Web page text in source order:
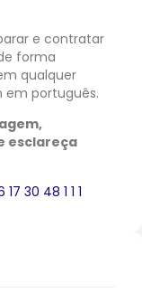
e contratar
forma
qualquer
português.
esclareça